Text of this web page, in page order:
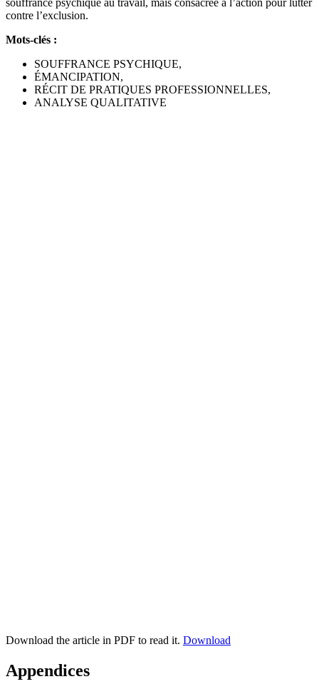
souffrance psychique au travail, mais consacrée à l’action pour lutter
contre l’exclusion.
Mots-clés :
SOUFFRANCE PSYCHIQUE,
ÉMANCIPATION,
RÉCIT DE PRATIQUES PROFESSIONNELLES,
ANALYSE QUALITATIVE
Download the article in PDF to read it. Download
Appendices